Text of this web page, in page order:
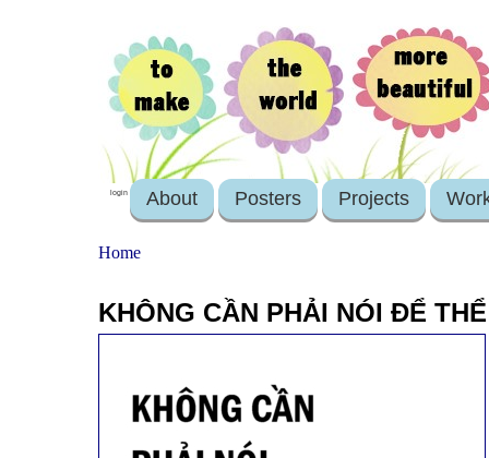
login About Posters Projects
Home
KHÔNG CẦN PHẢI NÓI ĐỂ